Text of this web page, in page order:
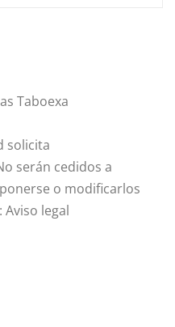
Taboexa
solicita
serán cedidos a
o modificarlos
legal